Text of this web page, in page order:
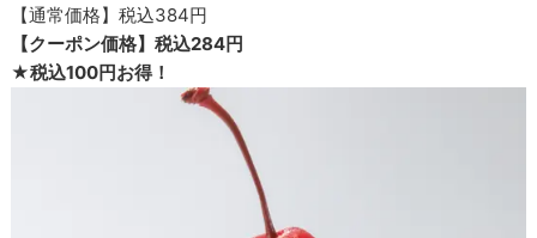
【通常価格】税込384円
【クーポン価格】税込284円
★税込100円お得！